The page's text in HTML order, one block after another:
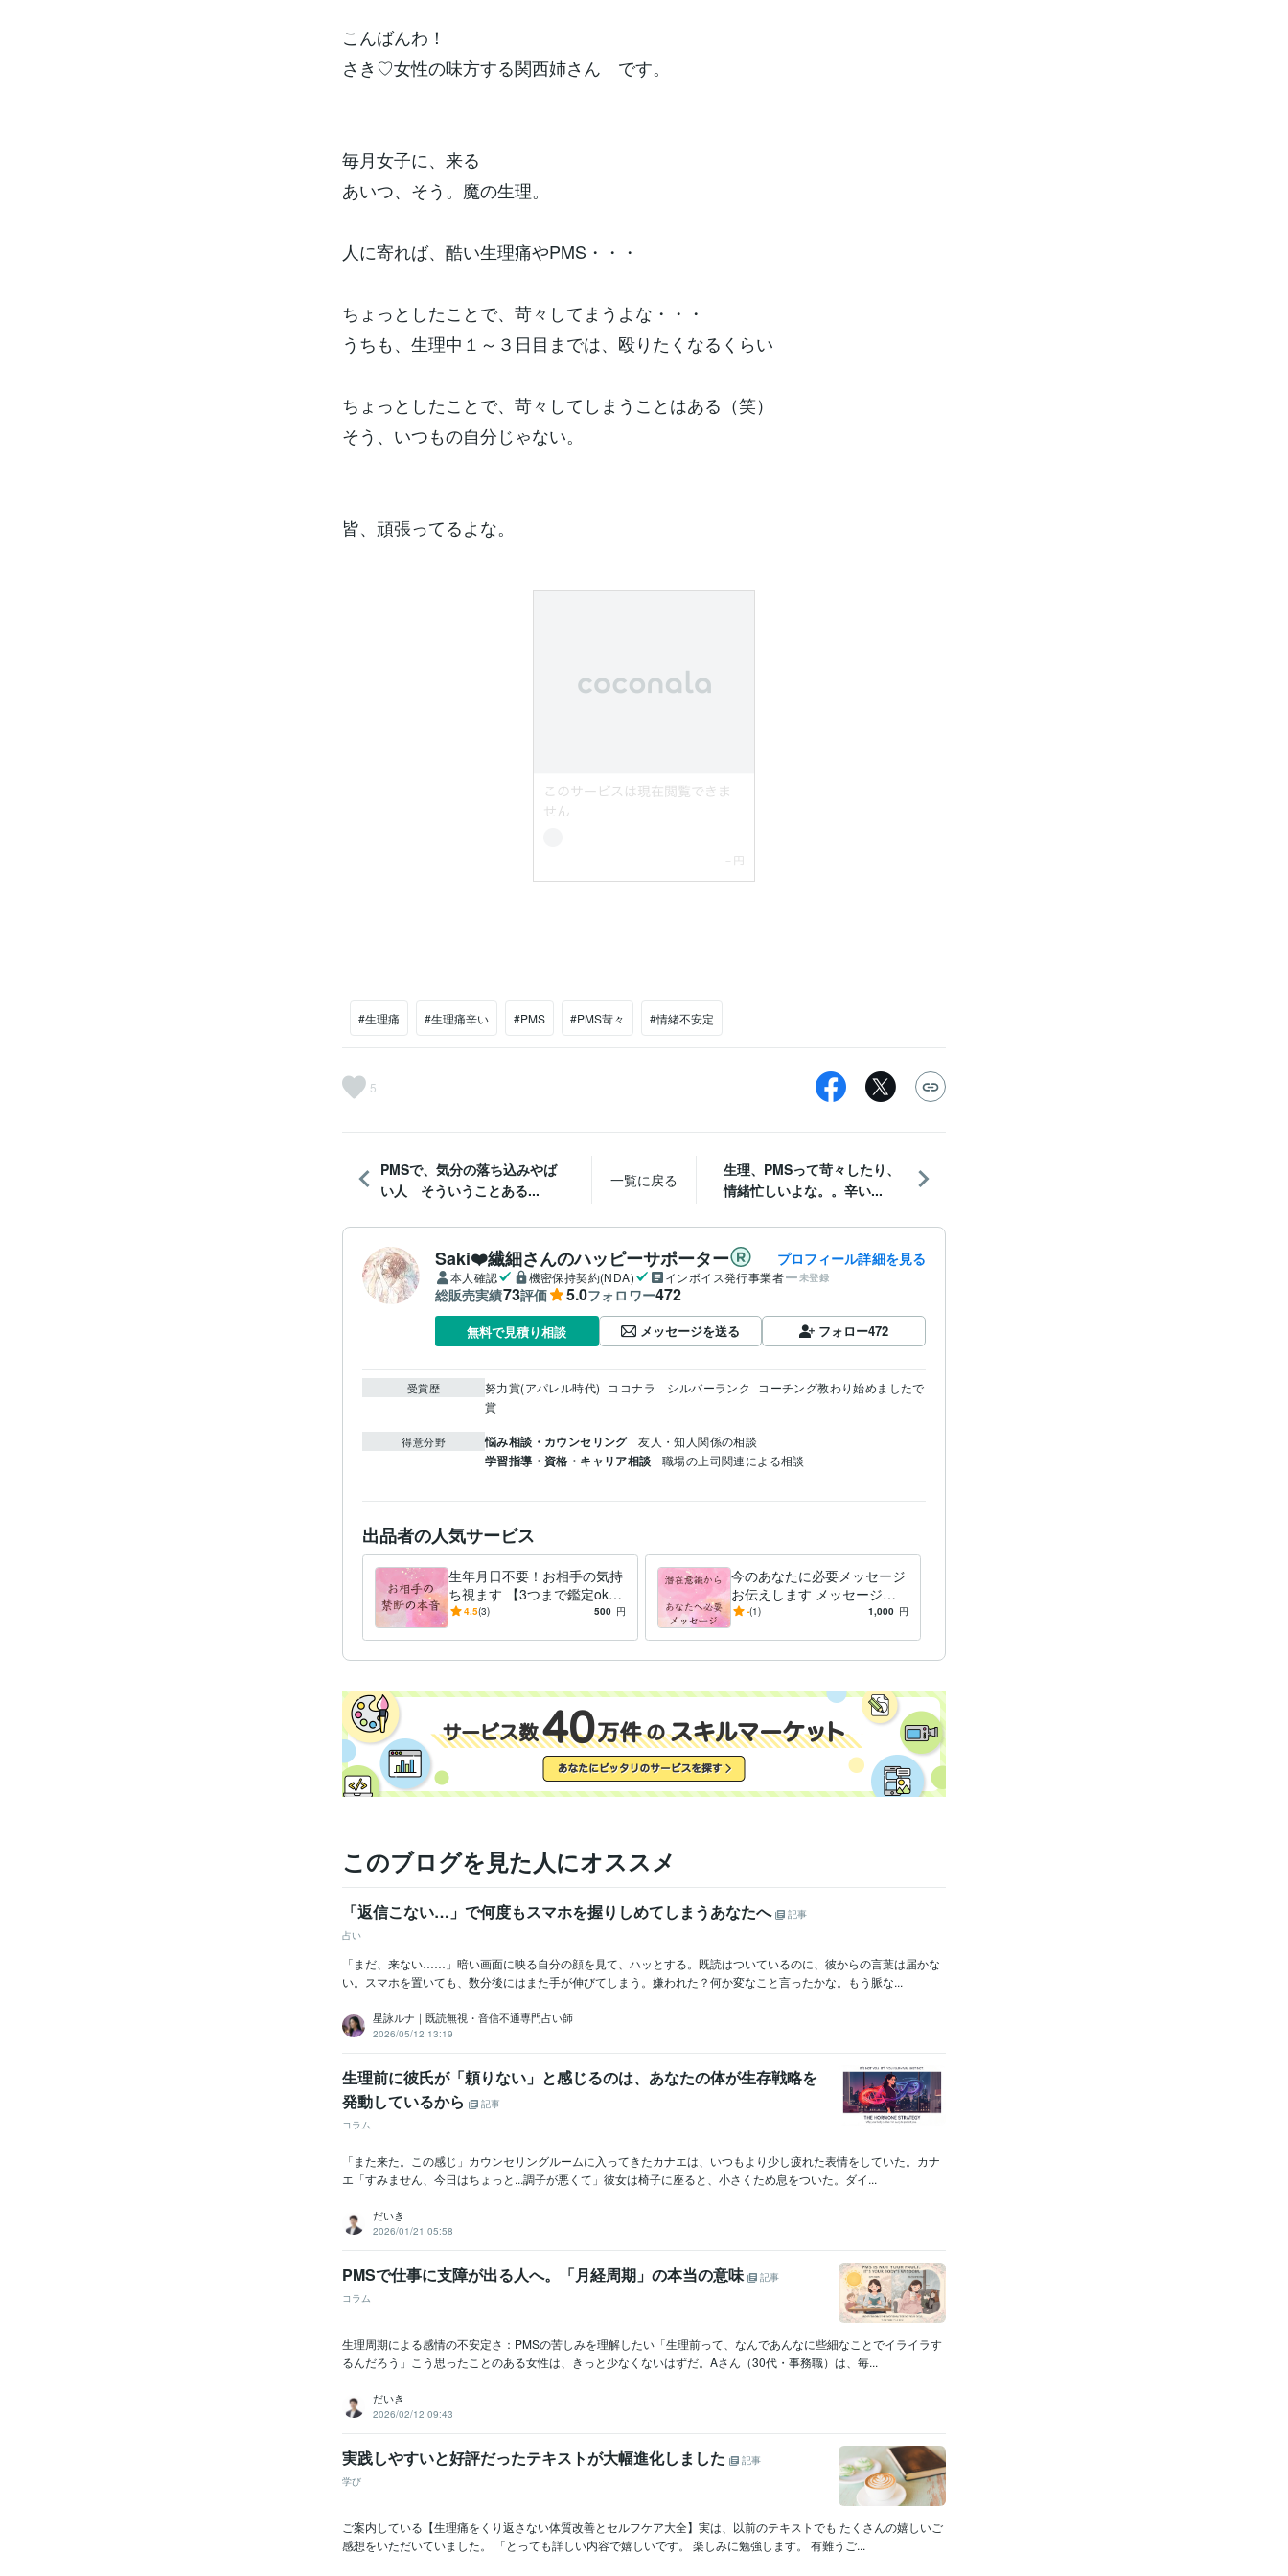
こんばんわ！
さき♡女性の味方する関西姉さん です。
毎月女子に、来る
あいつ、そう。魔の生理。
人に寄れば、酷い生理痛やPMS・・・
ちょっとしたことで、苛々してまうよな・・・
うちも、生理中１～３日目までは、殴りたくなるくらい
ちょっとしたことで、苛々してしまうことはある（笑）
そう、いつもの自分じゃない。
皆、頑張ってるよな。
#生理痛 #生理痛辛い #PMS #PMS苛々 #情緒不安定
5
PMSで、気分の落ち込みやば
い人 そういうことある...
一覧に戻る
生理、PMSって苛々したり、
情緒忙しいよな。。辛い...
Saki❤️繊細さんのハッピーサポーター プロフィール詳細を見る
本人確認 機密保持契約(NDA) インボイス発行事業者 未登録
総販売実績73評価 5.0フォロワー472
無料で見積り相談 メッセージを送る フォロー472
受賞歴 努力賞(アパレル時代) ココナラ　シルバーランク
コーチング教わり始めましたで
賞
得意分野 悩み相談・カウンセリング 友人・知人関係の相談
学習指導・資格・キャリア相談 職場の上司関連による相談
出品者の人気サービス
生年月日不要！お相手の気持
ち視ます 【3つまで鑑定ok】
24時間以内回答！前向きにな
4.5(3) 500 円
今のあなたに必要メッセージ
お伝えします メッセージあ
るなら欲しい⭐️スッキリした
-(1) 1,000 円
このブログを見た人にオススメ
「返信こない…」で何度もスマホを握りしめてしまうあなたへ
記事
占い
「まだ、来ない……」暗い画面に映る自分の顔を見て、ハッとする。既読はついているのに、彼からの言葉は届かな
い。スマホを置いても、数分後にはまた手が伸びてしまう。嫌われた？何か変なこと言ったかな。もう脈な...
星詠ルナ｜既読無視・音信不通専門占い師
2026/05/12 13:19
生理前に彼氏が「頼りない」と感じるのは、あなたの体が生存戦略を
発動しているから
記事
コラム
「また来た。この感じ」カウンセリングルームに入ってきたカナエは、いつもより少し疲れた表情をしていた。カナ
エ「すみません、今日はちょっと...調子が悪くて」彼女は椅子に座ると、小さくため息をついた。ダイ...
だいき
2026/01/21 05:58
PMSで仕事に支障が出る人へ。「月経周期」の本当の意味
記事
コラム
生理周期による感情の不安定さ：PMSの苦しみを理解したい「生理前って、なんであんなに些細なことでイライラす
るんだろう」こう思ったことのある女性は、きっと少なくないはずだ。Aさん（30代・事務職）は、毎...
だいき
2026/02/12 09:43
実践しやすいと好評だったテキストが大幅進化しました
記事
学び
ご案内している【生理痛をくり返さない体質改善とセルフケア大全】実は、以前のテキストでも たくさんの嬉しいご
感想をいただいていました。 「とっても詳しい内容で嬉しいです。 楽しみに勉強します。 有難うご...